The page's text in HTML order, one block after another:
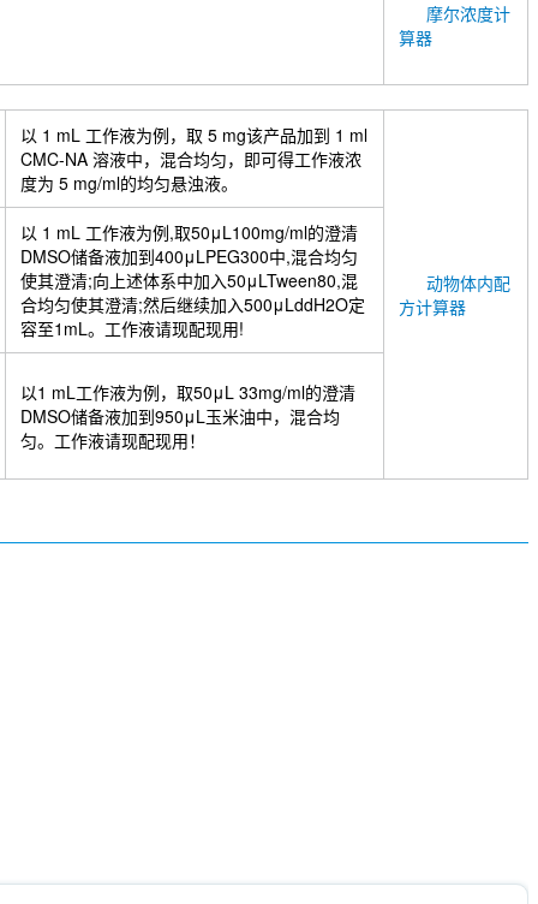
摩尔浓度计
算器
动物体内配
方计算器
以 1 mL 工作液为例，取 5 mg该产品加到 1 ml
CMC-NA 溶液中，混合均匀，即可得工作液浓
度为 5 mg/ml的均匀悬浊液。
以 1 mL 工作液为例,取50μL100mg/ml的澄清
DMSO储备液加到400μLPEG300中,混合均匀
使其澄清;向上述体系中加入50μLTween80,混
合均匀使其澄清;然后继续加入500μLddH2O定
容至1mL。工作液请现配现用!
以1 mL工作液为例，取50μL 33mg/ml的澄清
DMSO储备液加到950μL玉米油中，混合均
匀。工作液请现配现用！